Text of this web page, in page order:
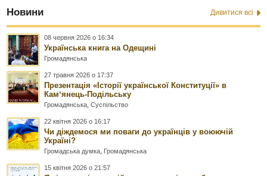
Новини Дивитися всі
08 червня 2026 о 16:34
Українська книга на Одещині
Громадянська
27 травня 2026 о 17:37
Презентація «Історії української Конституції» в
Камʼянець-Подільську
Громадянська ,Суспільство
22 квітня 2026 о 16:17
Чи діждемося ми поваги до українців у воюючій
Україні?
Громадська думка Громадянська
15 квітня 2026 о 21:57